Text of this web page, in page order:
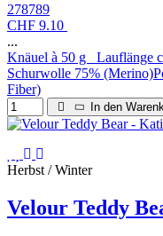
278789
CHF 9.10
...
Knäuel à 50 g Lauflänge
Schurwolle 75%
Fiber)
In den
Herbst / Winter
Velour Teddy